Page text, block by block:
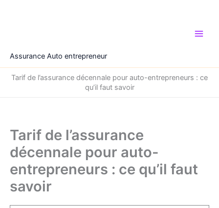
Assurance Auto entrepreneur
Tarif de l’assurance décennale pour auto-entrepreneurs : ce
qu’il faut savoir
Tarif de l’assurance
décennale pour auto-
entrepreneurs : ce qu’il faut
savoir